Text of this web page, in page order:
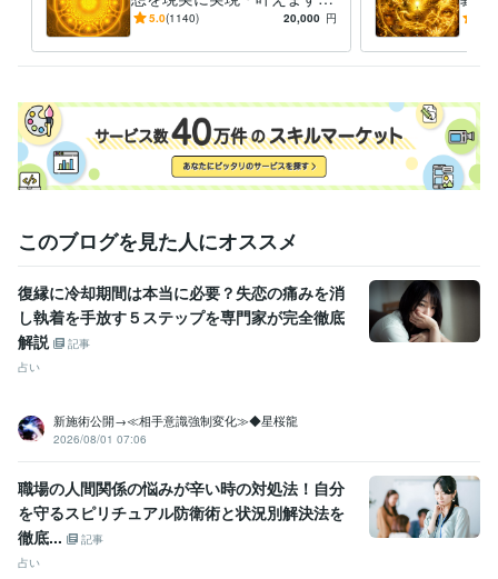
ライフスタイル・その他 / 占い師 経験年数 : 24年
ライフスタイル・その他 / マッサージ師・セラピスト
経験年数 : 21
年
ライフスタイル・その他 / アドバイザー 経験年数 : 18年
職歴
株式会社ココナラ 2023年4月 ~ 現在
株式会社ココナラ 2023年5月 ~ 現在
株式会社ココナラ 2023年9月 ~ 現在
株式会社ココナラ
株式会社ココナラ 2024年3月 ~ 現在
株式会社ココナラ 2024年6月 ~ 現在
株式会社ココナラ 2024年9月 ~ 現在
株式会社ココナラ
株式会社ココナラ
株式会社ココナラ 2025年9月 ~ 現在
株式会社ココナラ
株式会社ココナラ 2026年6月 ~ 現在
受賞歴
占い鑑定業が社会に与えるインパクトと経済効果について 運気向上
成就の現実実現 ~波動修正～
ヒーリング
【毎月10名様限定】仕事・恋
宝・占い
5.0(1140) 20,000 円
ライ
合神
このブログを見た人にオススメ
復縁に冷却期間は本当に必要？失恋の痛みを消
し執着を手放す５ステップを専門家が完全徹底
解説
記事
占い
新施術公開→≪相手意識強制変化≫◆星桜龍
2026/08/01 07:06
職場の人間関係の悩みが辛い時の対処法！自分
を守るスピリチュアル防衛術と状況別解決法を
徹底...
記事
占い